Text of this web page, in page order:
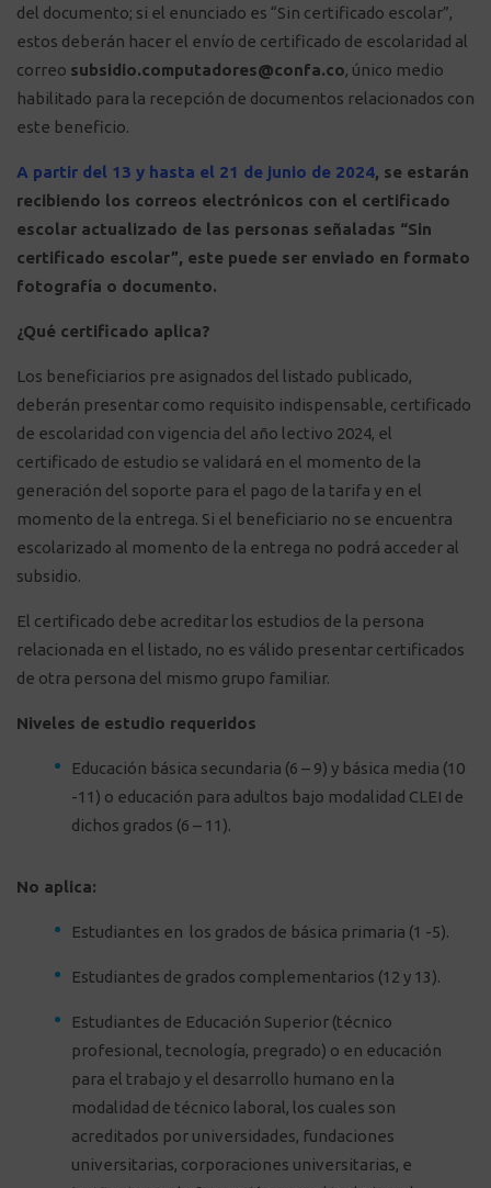
del documento; si el enunciado es “Sin certificado escolar”,
estos deberán hacer el envío de certificado de escolaridad al
correo subsidio.computadores@confa.co, único medio
habilitado para la recepción de documentos relacionados con
este beneficio.
A partir del 13 y hasta el 21 de junio de 2024, se estarán
recibiendo los correos electrónicos con el certificado
escolar actualizado de las personas señaladas “Sin
certificado escolar”, este puede ser enviado en formato
fotografía o documento.
¿Qué certificado aplica?
L os beneficiarios pre asignados del listado publicado,
deberán presentar como requisito indispensable, certificado
de escolaridad con vigencia del año lectivo 2024, el
certificado de estudio se validará en el momento de la
generación del soporte para el pago de la tarifa y en el
momento de la entrega. Si el beneficiario no se encuentra
escolarizado al momento de la entrega no podrá acceder al
subsidio.
El certificado debe acreditar los estudios de la persona
relacionada en el listado, no es válido presentar certificados
de otra persona del mismo grupo familiar.
Niveles de estudio requeridos
Educación básica secundaria (6 – 9) y básica media (10
-11) o educación para adultos bajo modalidad CLEI de
dichos grados (6 – 11).
No aplica:
Estudiantes en los grados de básica primaria (1 -5).
Estudiantes de grados complementarios (12 y 13).
Estudiantes de Educación Superior (técnico
profesional, tecnología, pregrado) o en educación
para el trabajo y el desarrollo humano en la
modalidad de técnico laboral, los cuales son
acreditados por universidades, fundaciones
universitarias, corporaciones universitarias, e